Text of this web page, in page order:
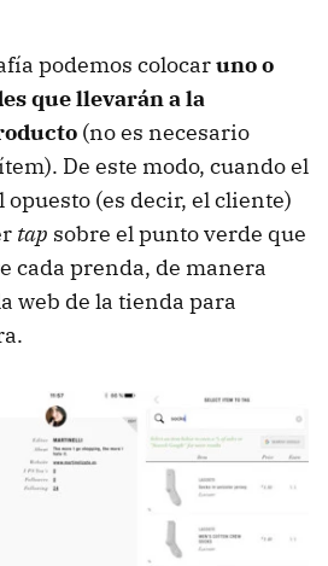
podemos colocaruno o
que llevarán a la
(no es necesario
De este modo, cuando el
opuesto (es decir, el cliente)
tap sobre el punto verde que
cada prenda, de manera
web de la tienda para